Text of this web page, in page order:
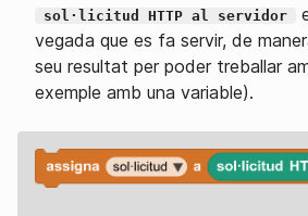
sol·licitud HTTP al servidor
vegada que es fa servir, de
seu resultat per poder treballar
exemple amb una variable).